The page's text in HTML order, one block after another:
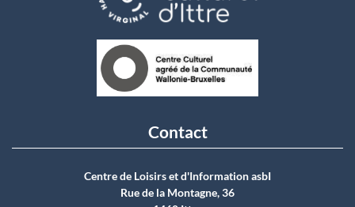
Contact
Centre de Loisirs et d'Information asbI
Rue de la Montagne, 36